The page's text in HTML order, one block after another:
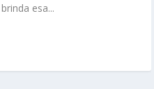
esa...